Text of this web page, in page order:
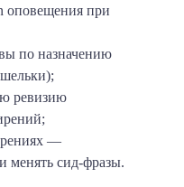
оповещения при
по назначению
ревизию
—
менять сид-фразы.